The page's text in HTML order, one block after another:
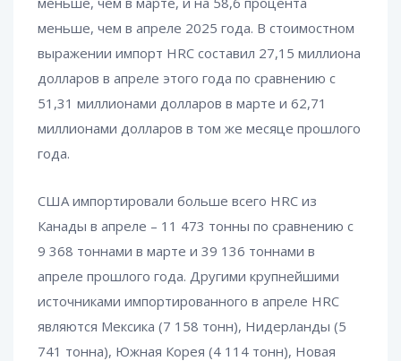
меньше, чем в апреле 2025 года. В стоимостном
выражении импорт HRC составил 27,15 миллиона
долларов в апреле этого года по сравнению с
51,31 миллионами долларов в марте и 62,71
миллионами долларов в том же месяце прошлого
года.
США импортировали больше всего HRC из
Канады в апреле – 11 473 тонны по сравнению с
9 368 тоннами в марте и 39 136 тоннами в
апреле прошлого года. Другими крупнейшими
источниками импортированного в апреле HRC
являются Мексика (7 158 тонн), Нидерланды (5
741 тонна), Южная Корея (4 114 тонн), Новая